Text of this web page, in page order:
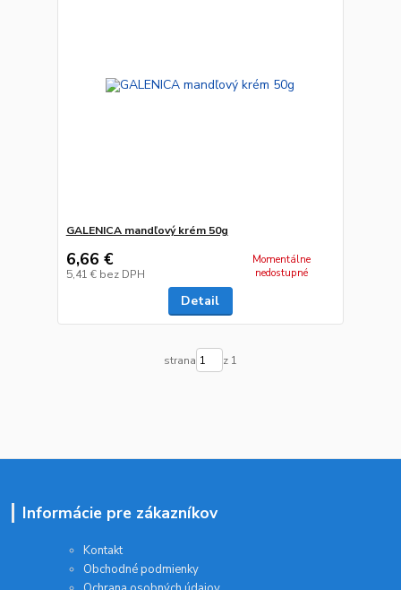
GALENICA mandľový krém 50g
6,66 €
5,41 € bez DPH
Momentálne
nedostupné
Detail
strana z 1
Informácie pre zákazníkov
Kontakt
Obchodné podmienky